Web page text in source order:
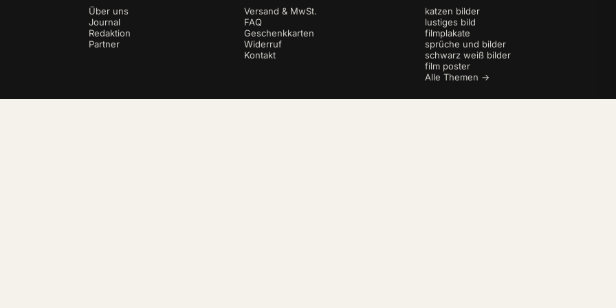
Über uns
Journal
Redaktion
Partner
Versand & MwSt.
FAQ
Geschenkkarten
Widerruf
Kontakt
katzen bilder
lustiges bild
filmplakate
sprüche und bilder
schwarz weiß bilder
film poster
Alle Themen →